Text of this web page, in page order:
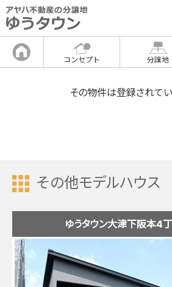
コンセプト 分譲地
その物件は登録されてい
その他モデルハウス
ゆうタウン大津下阪本4